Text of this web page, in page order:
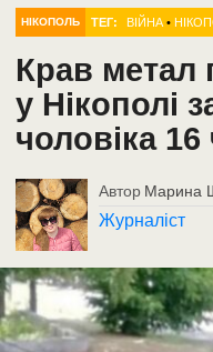
НІКОПОЛЬ ТЕГ: ВІЙНА •
Крав метал
у Нікополі
чоловіка
Автор Марина
Журналіст